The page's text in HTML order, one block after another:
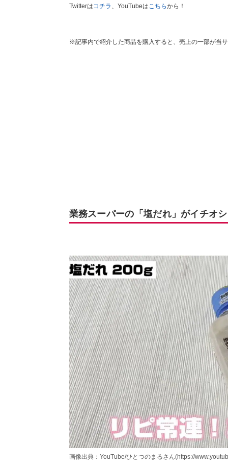
Twitterはコチラ 、YouTubeはこちらから！
※記事内で紹介した商品を購入すると、売上の一部が当
業務スーパーの「塩だれ」がイチオ
画像出典：YouTube/ひとつのまるさん(https://